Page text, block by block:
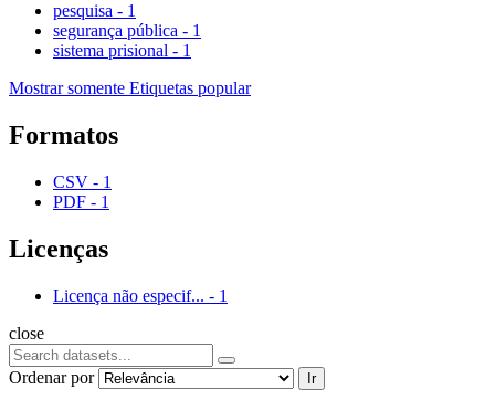
pesquisa - 1
segurança pública - 1
sistema prisional - 1
Mostrar somente Etiquetas popular
Formatos
CSV - 1
PDF - 1
Licenças
Licença não especif... - 1
close
Ordenar por Ir